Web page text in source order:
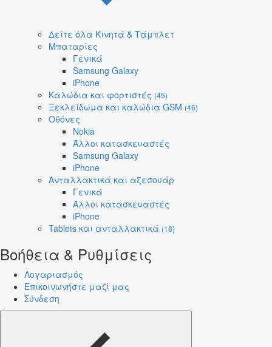
Δείτε όλα Κινητά & Τάμπλετ
Μπαταρίες
Γενικά
Samsung Galaxy
iPhone
Καλώδια και φορτιστές (45)
Ξεκλείδωμα και καλώδια GSM (46)
Οθόνες
Nokia
Άλλοι κατασκευαστές
Samsung Galaxy
iPhone
Ανταλλακτικά και αξεσουάρ
Γενικά
Άλλοι κατασκευαστές
iPhone
Tablets και ανταλλακτικά (18)
Βοήθεια & Ρυθμίσεις
Λογαριασμός
Επικοινωνήστε μαζί μας
Σύνδεση